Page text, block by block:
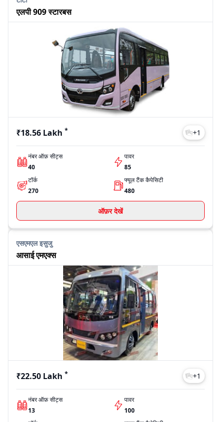
एलपी 909 स्टारबस
₹18.56 Lakh * +1
नंबर ऑफ़ सीट्स
40
पावर
85
टॉर्क
270
फ्यूल टैंक कैपेसिटी
480
ऑफ़र देखें
एसएमएल इसुजु
आसाई एमएक्स
₹22.50 Lakh * +1
नंबर ऑफ़ सीट्स
13
पावर
100